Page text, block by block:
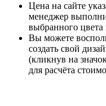
Цена на сайте
менеджер
выбранного
Вы можете
создать свой
(кликнув на
для расчёта